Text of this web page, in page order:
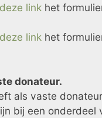
link het
link het
donateur.
als vaste
bij een onderdeel